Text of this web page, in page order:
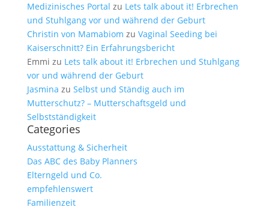
Medizinisches Portal zu Lets talk about it! Erbrechen
und Stuhlgang vor und während der Geburt
Christin von Mamabiom zu Vaginal Seeding bei
Kaiserschnitt? Ein Erfahrungsbericht
Emmi zu Lets talk about it! Erbrechen und Stuhlgang
vor und während der Geburt
Jasmina zu Selbst und Ständig auch im
Mutterschutz? – Mutterschaftsgeld und
Selbstständigkeit
Categories
Ausstattung & Sicherheit
Das ABC des Baby Planners
Elterngeld und Co.
empfehlenswert
Familienzeit